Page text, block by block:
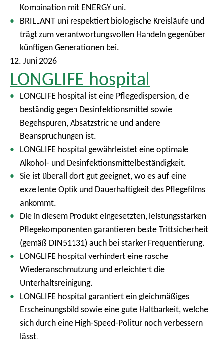
Kombination mit ENERGY uni.
BRILLANT uni respektiert biologische Kreisläufe und
trägt zum verantwortungsvollen Handeln gegenüber
künftigen Generationen bei.
12. Juni 2026
LONGLIFE hospital
LONGLIFE hospital ist eine Pflegedispersion, die
beständig gegen Desinfektionsmittel sowie
Begehspuren, Absatzstriche und andere
Beanspruchungen ist.
LONGLIFE hospital gewährleistet eine optimale
Alkohol- und Desinfektionsmittelbeständigkeit.
Sie ist überall dort gut geeignet, wo es auf eine
exzellente Optik und Dauerhaftigkeit des Pflegefilms
ankommt.
Die in diesem Produkt eingesetzten, leistungsstarken
Pflegekomponenten garantieren beste Trittsicherheit
(gemäß DIN51131) auch bei starker Frequentierung.
LONGLIFE hospital verhindert eine rasche
Wiederanschmutzung und erleichtert die
Unterhaltsreinigung.
LONGLIFE hospital garantiert ein gleichmäßiges
Erscheinungsbild sowie eine gute Haltbarkeit, welche
sich durch eine High-Speed-Politur noch verbessern
lässt.